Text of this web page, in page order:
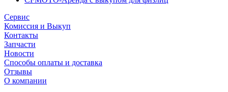
Сервис
Комиссия и Выкуп
Контакты
Запчасти
Новости
Способы оплаты и доставка
Отзывы
О компании